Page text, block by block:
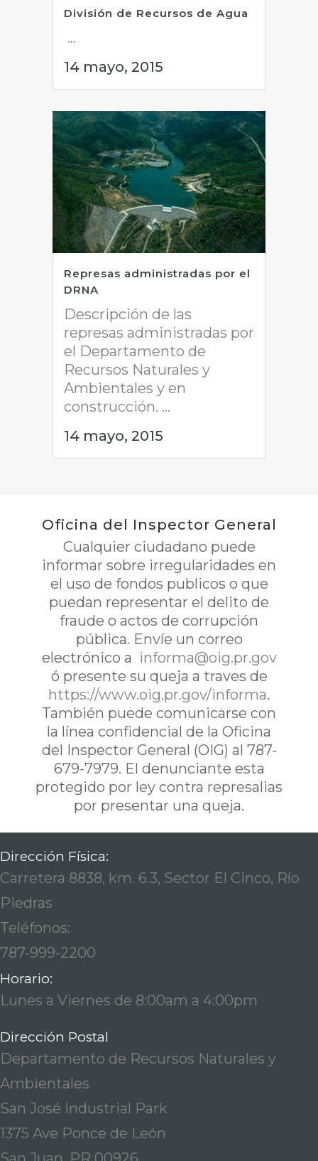
División de Recursos de Agua
...
14 mayo, 2015
Represas administradas por el
DRNA
Descripción de las
represas administradas por
el Departamento de
Recursos Naturales y
Ambientales y en
construcción. ...
14 mayo, 2015
Oficina del Inspector General
Cualquier ciudadano puede
informar sobre irregularidades en
el uso de fondos publicos o que
puedan representar el delito de
fraude o actos de corrupción
pública. Envíe un correo
electrónico a informa@oig.pr.gov
ó presente su queja a traves de
https://www.oig.pr.gov/informa.
También puede comunicarse con
la línea confidencial de la Oficina
del Inspector General (OIG) al 787-
679-7979. El denunciante esta
protegido por ley contra represalias
por presentar una queja.
Dirección Física:
Carretera 8838, km. 6.3, Sector El Cinco, Río
Piedras
Teléfonos:
787-999-2200
Horario:
Lunes a Viernes de 8:00am a 4:00pm
Dirección Postal
Departamento de Recursos Naturales y
Ambientales
San José Industrial Park
1375 Ave Ponce de León